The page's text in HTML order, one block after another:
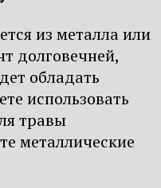
из металла или
долговечней,
обладать
использовать
травы
металлические